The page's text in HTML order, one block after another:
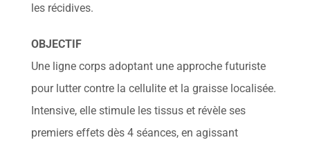
les récidives.
OBJECTIF
Une ligne corps adoptant une approche futuriste
pour lutter contre la cellulite et la graisse localisée.
Intensive, elle stimule les tissus et révèle ses
premiers effets dès 4 séances, en agissant